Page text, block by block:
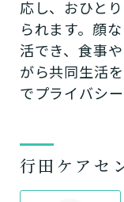
応し、おひと
られます。顔
活でき、食事
がら共同生活
でプライバシ
行田ケアセ